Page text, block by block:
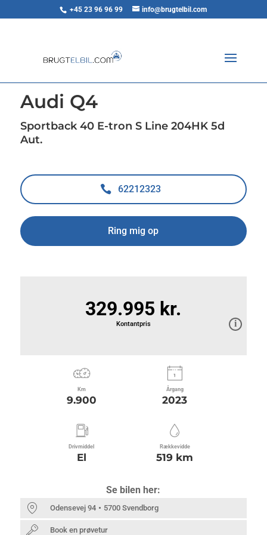
+45 23 96 96 99 info@brugtelbil.com
Tilbage til søgeresultat
Audi Q4
Sportback 40 E-tron S Line 204HK 5d
Aut.
62212323
Ring mig op
329.995 kr.
Kontantpris
Km
9.900
Årgang
2023
Drivmiddel
El
Rækkevidde
519 km
Se bilen her:
Odensevej 94 5700 Svendborg
Book en prøvetur